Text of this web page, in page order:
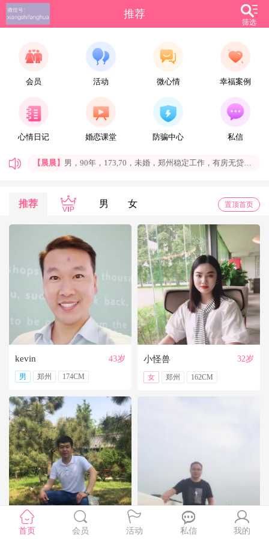
推荐
筛选
会员 活动 微心情 幸福案例
心情日记 婚恋课堂 防骗中心 私信
【雪_】
别忘了答应自己要做的事情，别忘了答应自己要去的地方，无论有多难，有多远。
【晨晨】 男，90年，173,70，未婚，郑州稳定工作，有房无贷。生活作息规律、无不良嗜好、爱干净、会做饭。
【安鱼】 只要心怀希望，不断努力，总会春暖花开
【Zhangdh】
人们常说：理解万岁，换位思考，但真正做起来并不容易。
尤其在爱情方面，尤其是处于恋爱初期阶段的男女。两个陌生人，不同的生活方式、成长环境，在相互并不了解的基础上，去互相信任可能不大容易做到。这个时候就需要双方换位思考，善意的去理解对方的行为，不要故弄玄虚去考验对方的耐受力，由于这是个敏感阶段，处理方式不当，误解就会大行其道。因此双方尽量避免去做让对方容易产生误解的事情。
每个人对爱的表达方式不一样，有人喜欢爱就说出来，而有的人不善于表达。在爱的旅途中，有人坐的是动车，有人坐的是慢车。但我想，只要目的地是一致的，就OK。一棵树上还没有完全相同的两片叶子，又怎能要求两个人所思所想完全一样呢？求大同存小异即可。
爱情中多些理解，多些宽容、多些换位思考,唯有如此，才不会在对的时间错过了对的人，留下一生的遗憾。
非常勿扰，用心最好
【Lucky潘多拉】 有时候，上天没有给你想要的，不是因为你不配，而是你值得拥有更好的。
【妮子123】 看起来幸福的人，心里也许有难言的苦；时常挂着笑的人，心里也许有无声的泪；炫耀生活的人，可能远没表面那么风光。一个人的幸福，一定是只有自己才懂的快乐。所以，不要跟自己过不去，不要纠结于别人的评说，照着自己舒服的感觉生活。幸福如人饮水，冷暖自知，你的幸福，不在别人眼里，而在自己心里
【雪_】别忘了答应自己要做的事情，别忘了答应自己要去的地方，无论有多难，有多远。
【allure】一切看眼缘吧。
推荐 男 女 置顶首页
kevin 43岁
男 郑州 174CM
小怪兽 32岁
女 郑州 162CM
朱广明 36岁
首页 会员 活动 私信 我的